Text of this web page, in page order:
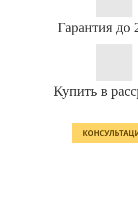
Гарантия до
Купить в